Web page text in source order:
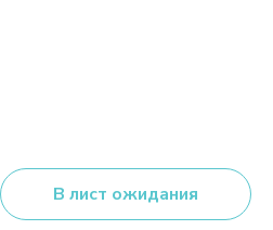
В лист ожидания